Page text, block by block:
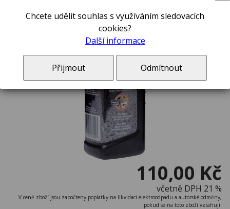
110,00 Kč
včetně DPH 21 %
V ceně zboží jsou započteny poplatky na likvidaci elektroodpadu a autorské odměny,
pokud se na toto zboží vztahují.
Chcete udělit souhlas s využíváním sledovacích
cookies?
Další informace
Přijmout Odmítnout